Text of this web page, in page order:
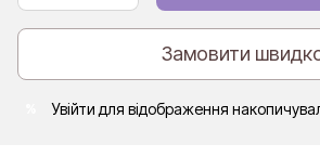
Замовити
Увійти для відображення